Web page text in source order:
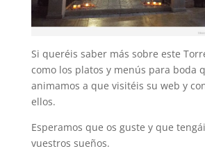
Si queréis saber más sobre este
como los platos y menús para boda
animamos a que visitéis su web y
ellos.
Esperamos que os guste y que
vuestros sueños.